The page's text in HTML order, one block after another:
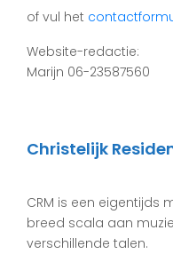
of vul het
Website-redactie:
Marijn 06-23587560
Christelijk
CRM is een eigentijds
breed scala aan
verschillende talen.